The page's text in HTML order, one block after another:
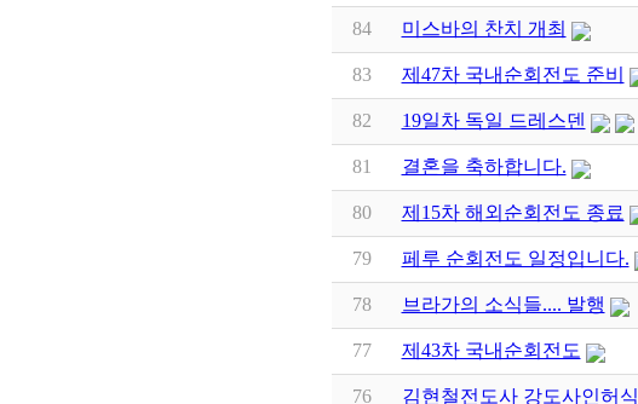
84 미스바의 찬치 개최
83 제47차 국내순회전도 준비
82 19일차 독일 드레스덴
81 결혼을 축하합니다.
80 제15차 해외순회전도 종료
79 페루 순회전도 일정입니다.
78 브라가의 소식들.... 발행
77 제43차 국내순회전도
76 김현철전도사 강도사인허식